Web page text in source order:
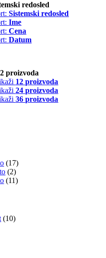
redosled
Sistemski redosled
Ime
Cena
Datum
proizvoda
12 proizvoda
24 proizvoda
36 proizvoda
(17)
(2)
(11)
(10)